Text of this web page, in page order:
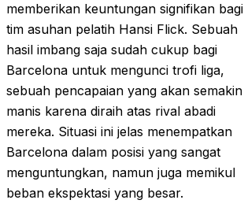
memberikan keuntungan signifikan bagi
tim asuhan pelatih Hansi Flick. Sebuah
hasil imbang saja sudah cukup bagi
Barcelona untuk mengunci trofi liga,
sebuah pencapaian yang akan semakin
manis karena diraih atas rival abadi
mereka. Situasi ini jelas menempatkan
Barcelona dalam posisi yang sangat
menguntungkan, namun juga memikul
beban ekspektasi yang besar.